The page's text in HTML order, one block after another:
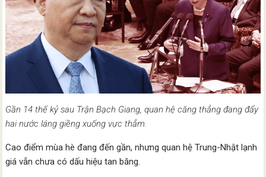
Gần 14 thế kỷ sau Trận Bạch Giang, quan hệ căng thẳng đang đẩy
hai nước láng giềng xuống vực thẳm.
Cao điểm mùa hè đang đến gần, nhưng quan hệ Trung-Nhật lạnh
giá vẫn chưa có dấu hiệu tan băng.